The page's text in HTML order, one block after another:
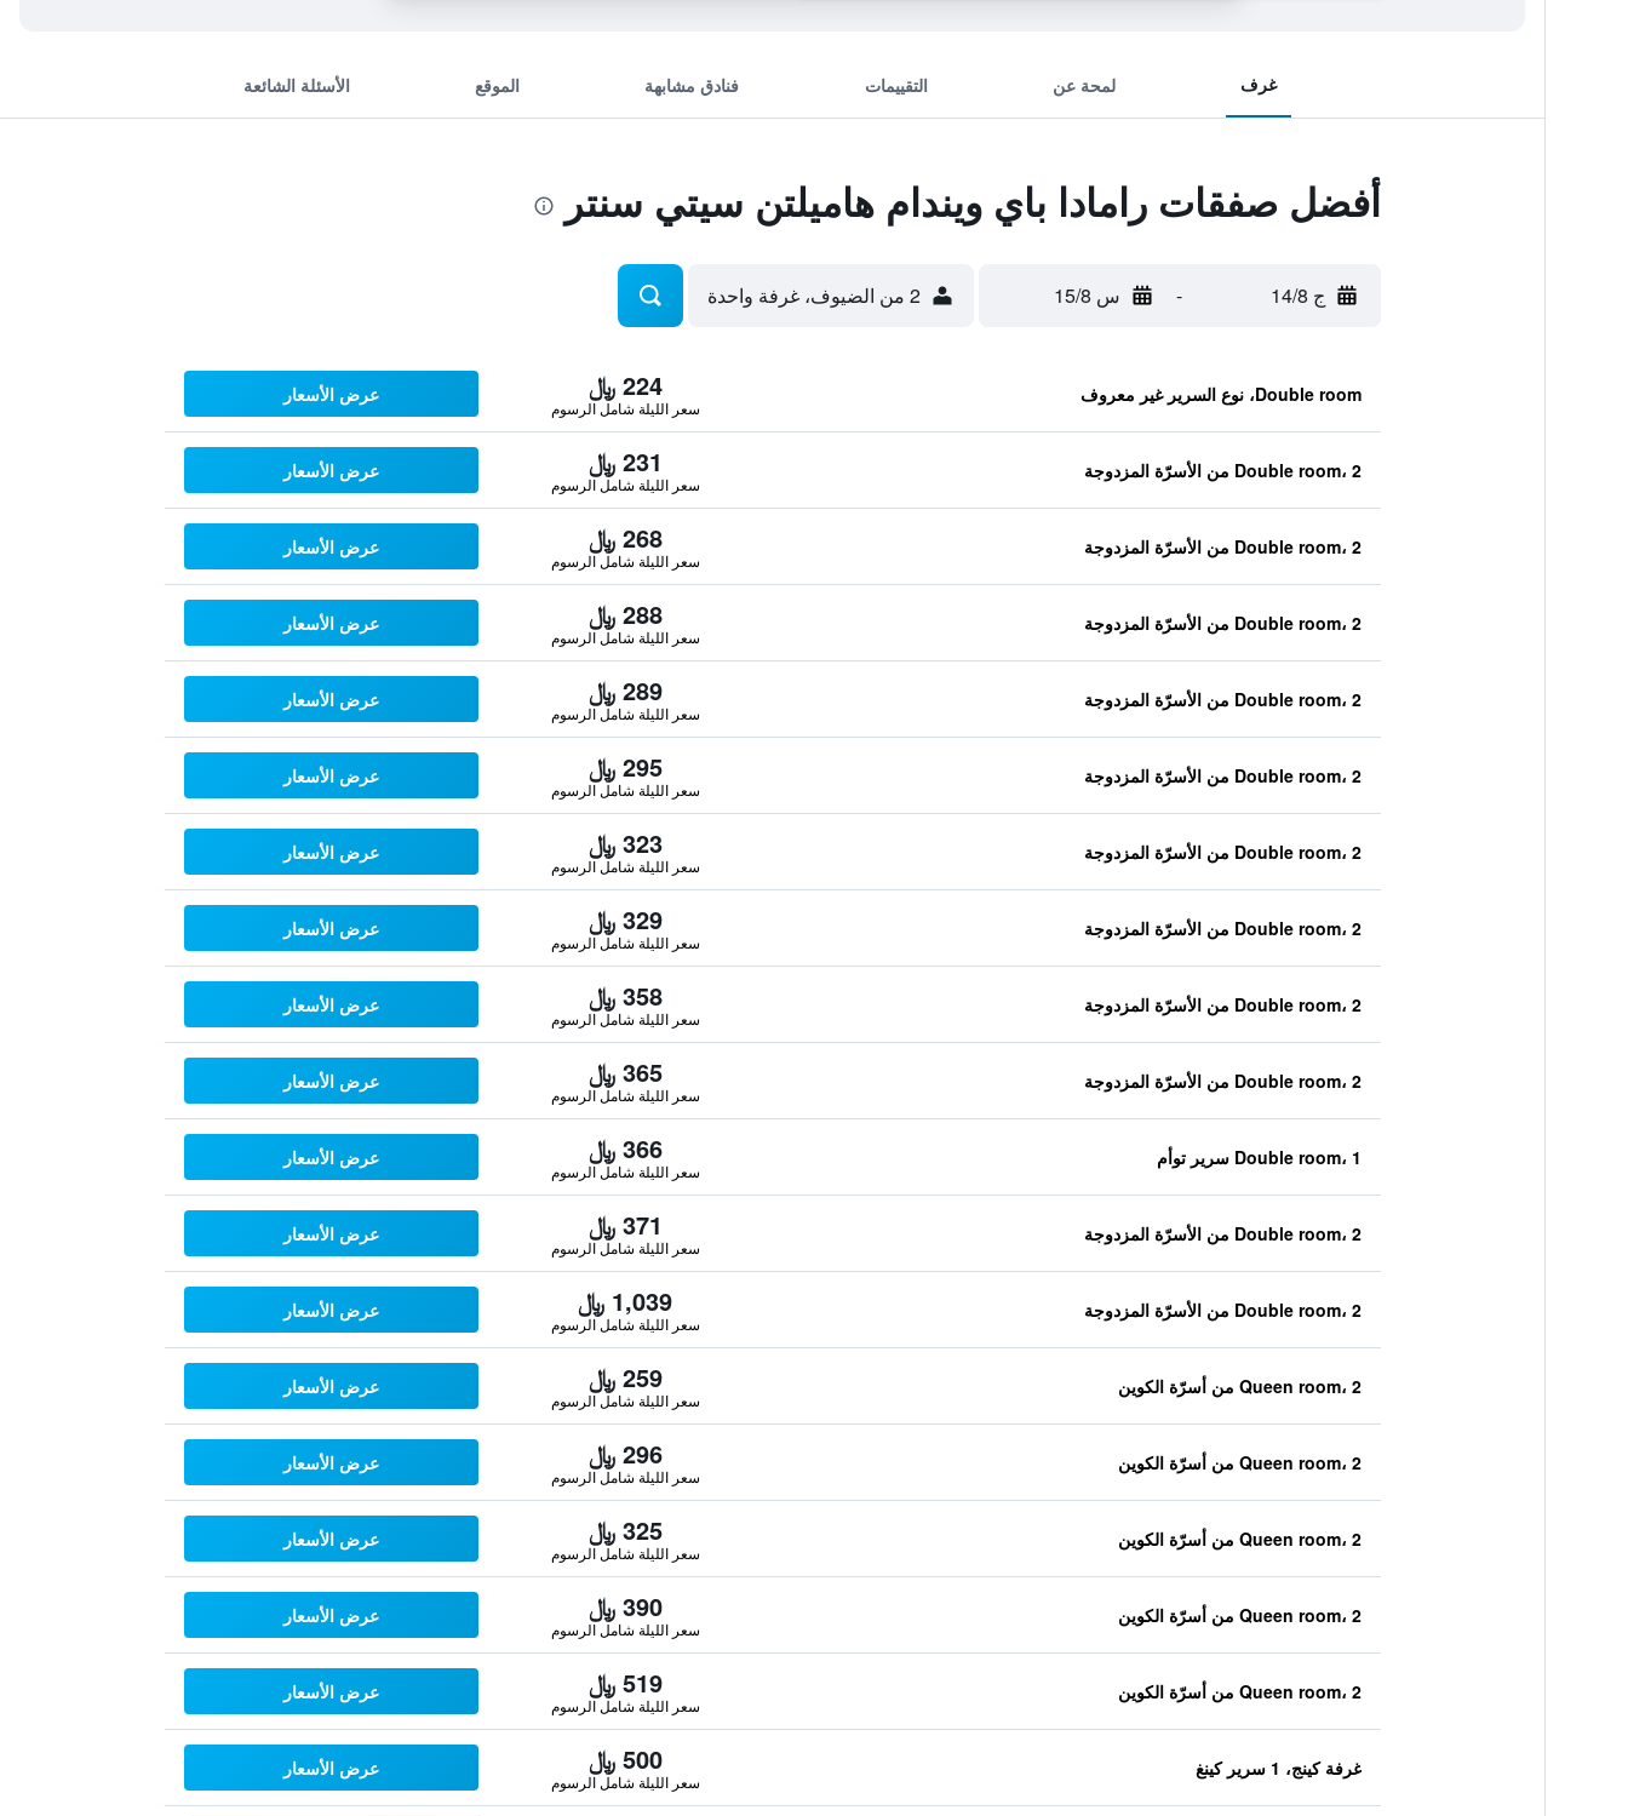
غرف لمحة عن التقييمات فنادق مشابهة الموقع الأسئلة الشائعة
أفضل صفقات رامادا باي ويندام هاميلتن سيتي سنتر
ج 14/8 - س 15/8 2 من الضيوف، غرفة واحدة
Double room، نوع السرير غير معروف 224 ﷼
سعر الليلة شامل الرسوم
عرض الأسعار
Double room، 2 من الأسرّة المزدوجة 231 ﷼
سعر الليلة شامل الرسوم
عرض الأسعار
Double room، 2 من الأسرّة المزدوجة 268 ﷼
سعر الليلة شامل الرسوم
عرض الأسعار
Double room، 2 من الأسرّة المزدوجة 288 ﷼
سعر الليلة شامل الرسوم
عرض الأسعار
Double room، 2 من الأسرّة المزدوجة 289 ﷼
سعر الليلة شامل الرسوم
عرض الأسعار
Double room، 2 من الأسرّة المزدوجة 295 ﷼
سعر الليلة شامل الرسوم
عرض الأسعار
Double room، 2 من الأسرّة المزدوجة 323 ﷼
سعر الليلة شامل الرسوم
عرض الأسعار
Double room، 2 من الأسرّة المزدوجة 329 ﷼
سعر الليلة شامل الرسوم
عرض الأسعار
Double room، 2 من الأسرّة المزدوجة 358 ﷼
سعر الليلة شامل الرسوم
عرض الأسعار
Double room، 2 من الأسرّة المزدوجة 365 ﷼
سعر الليلة شامل الرسوم
عرض الأسعار
Double room، 1 سرير توأم 366 ﷼
سعر الليلة شامل الرسوم
عرض الأسعار
Double room، 2 من الأسرّة المزدوجة 371 ﷼
سعر الليلة شامل الرسوم
عرض الأسعار
Double room، 2 من الأسرّة المزدوجة 1,039 ﷼
سعر الليلة شامل الرسوم
عرض الأسعار
Queen room، 2 من أسرّة الكوين 259 ﷼
سعر الليلة شامل الرسوم
عرض الأسعار
Queen room، 2 من أسرّة الكوين 296 ﷼
سعر الليلة شامل الرسوم
عرض الأسعار
Queen room، 2 من أسرّة الكوين 325 ﷼
سعر الليلة شامل الرسوم
عرض الأسعار
Queen room، 2 من أسرّة الكوين 390 ﷼
سعر الليلة شامل الرسوم
عرض الأسعار
Queen room، 2 من أسرّة الكوين 519 ﷼
سعر الليلة شامل الرسوم
عرض الأسعار
غرفة كينج، 1 سرير كينغ 500 ﷼
سعر الليلة شامل الرسوم
عرض الأسعار